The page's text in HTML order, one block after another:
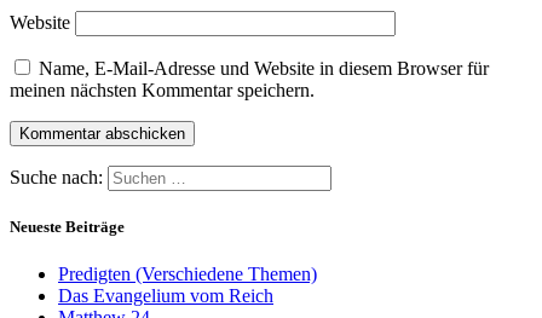
Website
Name, E-Mail-Adresse und Website in diesem Browser für
meinen nächsten Kommentar speichern.
Suche nach:
Neueste Beiträge
Predigten (Verschiedene Themen)
Das Evangelium vom Reich